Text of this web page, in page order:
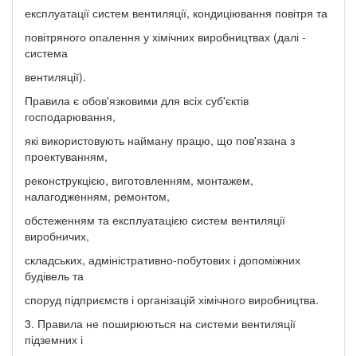
експлуатації систем вентиляції, кондиціювання повітря та
повітряного опалення у хімічних виробництвах (далі -
система
вентиляції).
Правила є обов'язковими для всіх суб'єктів
господарювання,
які використовують найману працю, що пов'язана з
проектуванням,
реконструкцією, виготовленням, монтажем,
налагодженням, ремонтом,
обстеженням та експлуатацією систем вентиляції
виробничих,
складських, адміністративно-побутових і допоміжних
будівель та
споруд підприємств і організацій хімічного виробництва.
3. Правила не поширюються на системи вентиляції
підземних і